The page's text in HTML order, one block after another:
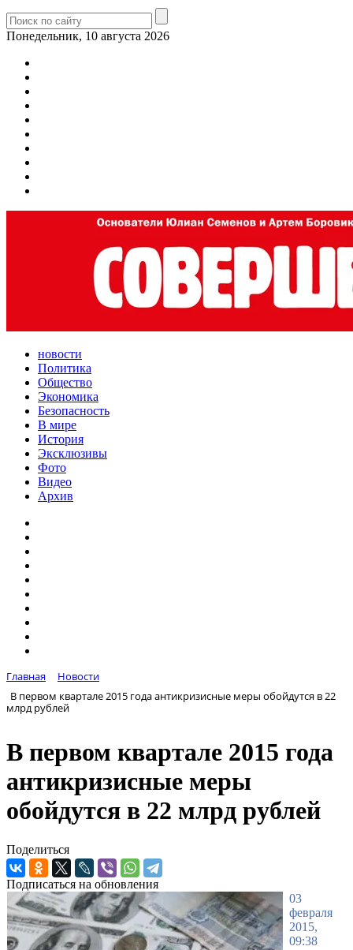
Понедельник, 10 августа 2026
новости
Политика
Общество
Экономика
Безопасность
В мире
История
Эксклюзивы
Фото
Видео
Архив
Главная
Новости
В первом квартале 2015 года антикризисные меры обойдутся в 22
млрд рублей
В первом квартале 2015 года
антикризисные меры
обойдутся в 22 млрд рублей
Поделиться
Подписаться на обновления
03
февраля
2015,
09:38